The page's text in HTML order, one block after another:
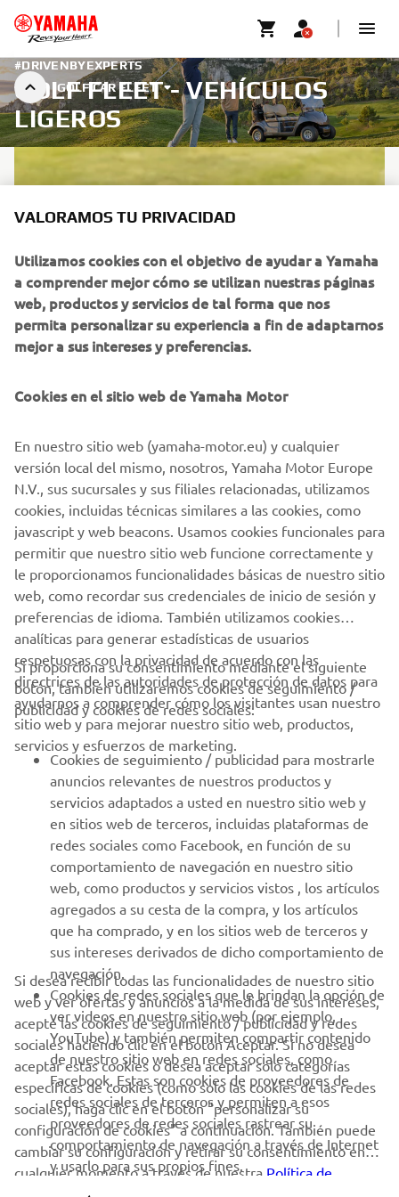
GOLF CAR FLEET
#DRIVENBYEXPERTS
GOLF FLEET - VEHÍCULOS
LIGEROS
YAMATRACK
El sistema de gestión de cursos más avanzado.
MÁS INFORMACIÓN
CORPORATIVO
PROFESIONALES
MÁS YAMAHA
AYUDA
BOLETÍN DE NOTICIAS
Sé el primero en enterarte de las últimas ofertas, eventos
especiales, novedades
SUSCRÍBETE
Lea nuestra Política de Privacidad para saber cómo procesamos
sus datos personales: Política de Privacidad
Spain (Spanish)
VALORAMOS TU PRIVACIDAD
Utilizamos cookies con el objetivo de ayudar a Yamaha
a comprender mejor cómo se utilizan nuestras páginas
web, productos y servicios de tal forma que nos
permita personalizar su experiencia a fin de adaptarnos
mejor a sus intereses y preferencias.
Cookies en el sitio web de Yamaha Motor
En nuestro sitio web (yamaha-motor.eu) y cualquier
versión local del mismo, nosotros, Yamaha Motor Europe
N.V., sus sucursales y sus filiales relacionadas, utilizamos
cookies, incluidas técnicas similares a las cookies, como
javascript y web beacons. Usamos cookies funcionales para
permitir que nuestro sitio web funcione correctamente y
le proporcionamos funcionalidades básicas de nuestro sitio
web, como recordar sus credenciales de inicio de sesión y
preferencias de idioma. También utilizamos cookies
analíticas para generar estadísticas de usuarios
respetuosas con la privacidad de acuerdo con las
directrices de las autoridades de protección de datos para
ayudarnos a comprender cómo los visitantes usan nuestro
sitio web y para mejorar nuestro sitio web, productos,
servicios y esfuerzos de marketing.
Si proporciona su consentimiento mediante el siguiente
botón, también utilizaremos cookies de seguimiento /
publicidad y cookies de redes sociales:
Cookies de seguimiento / publicidad para mostrarle
anuncios relevantes de nuestros productos y
servicios adaptados a usted en nuestro sitio web y
en sitios web de terceros, incluidas plataformas de
redes sociales como Facebook, en función de su
comportamiento de navegación en nuestro sitio
web, como productos y servicios vistos , los artículos
agregados a su cesta de la compra, y los artículos
que ha comprado, y en los sitios web de terceros y
sus intereses derivados de dicho comportamiento de
navegación.
Cookies de redes sociales que le brindan la opción de
ver videos en nuestro sitio web (por ejemplo,
YouTube) y también permiten compartir contenido
de nuestro sitio web en redes sociales, como
Facebook. Estas son cookies de proveedores de
redes sociales de terceros y permiten a esos
proveedores de redes sociales rastrear su
comportamiento de navegación a través de Internet
y usarlo para sus propios fines.
Si desea recibir todas las funcionalidades de nuestro sitio
web y ver ofertas y anuncios a la medida de sus intereses,
acepte las cookies de seguimiento / publicidad y redes
sociales haciendo clic en el botón Aceptar. Si no desea
aceptar estas cookies o desea aceptar solo categorías
específicas de cookies (como solo las cookies de las redes
sociales), haga clic en el botón "personalizar su
configuración de cookies" a continuación. También puede
cambiar su configuración y retirar su consentimiento en
cualquier momento a través de nuestra Política de
. Lea esta política de cookies para obtener más